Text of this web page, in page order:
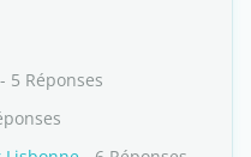
- 5 Réponses